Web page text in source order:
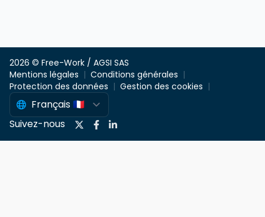
2026 © Free-Work / AGSI SAS
Mentions légales
Conditions générales
Protection des données
Gestion des cookies
Suivez-nous